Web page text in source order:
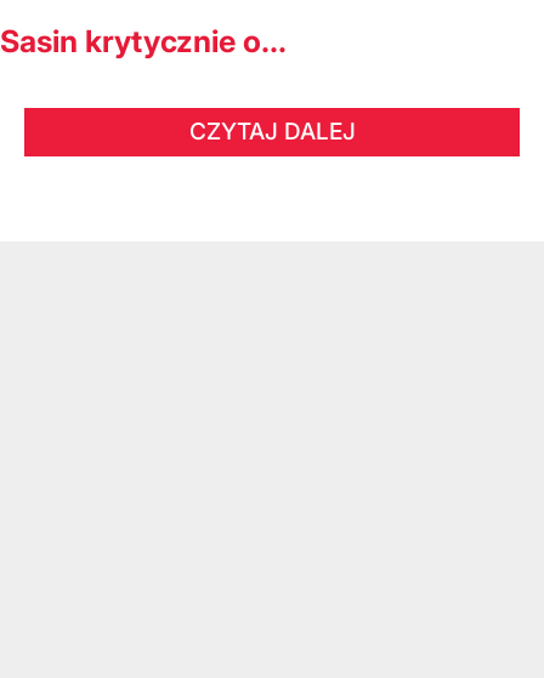
Sasin krytycznie o...
CZYTAJ DALEJ